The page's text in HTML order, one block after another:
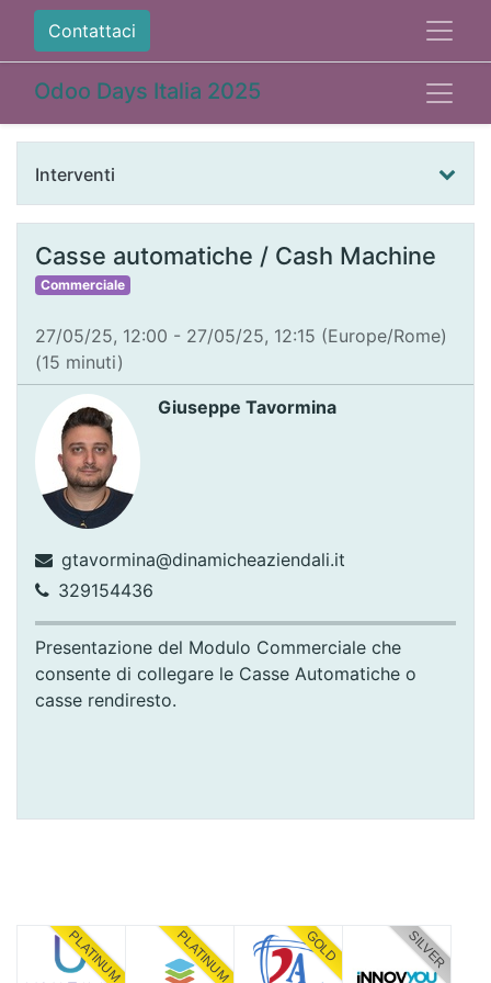
Contattaci
Odoo Days Italia 2025
Interventi
Casse automatiche / Cash Machine
Commerciale
27/05/25, 12:00 - 27/05/25, 12:15 (Europe/Rome)
(15 minuti)
Giuseppe Tavormina
gtavormina@dinamicheaziendali.it
329154436
Presentazione del Modulo Commerciale che
consente di collegare le Casse Automatiche o
casse rendiresto.
PLATINUM PLATINUM GOLD SILVER